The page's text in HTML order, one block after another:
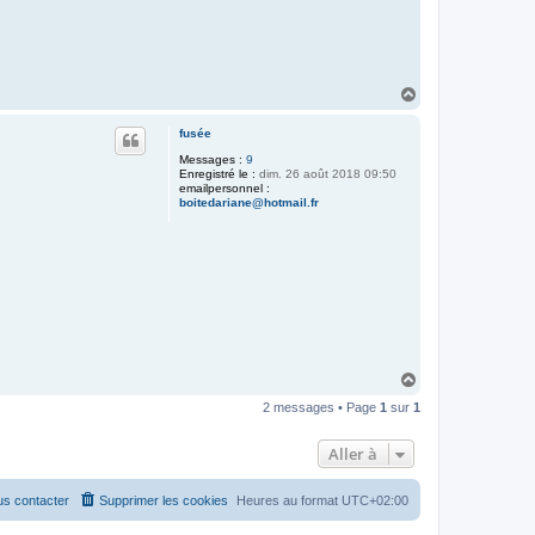
fusée
Messages : 9
Enregistré le : dim. 26 août 2018 09:50
emailpersonnel :
boitedariane@hotmail.fr
u
2 messages • Page 1 sur 1
Aller à
Heures au format UTC+02:00
Supprimer les cookies
contacter